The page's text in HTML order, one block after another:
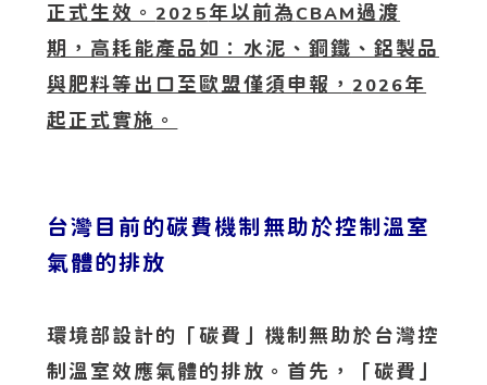
正式生效。2025 年以前為 CBAM 過渡
期，高耗能產品如：水泥、鋼鐵、鋁製品
與肥料等出口至歐盟僅須申報， 2026年
起正式實施。
台灣目前的碳費機制無助於控制溫室
氣體的排放
環境部設計的「碳費」機制無助於台灣控
制溫室效應氣體的排放。首先，「碳費」